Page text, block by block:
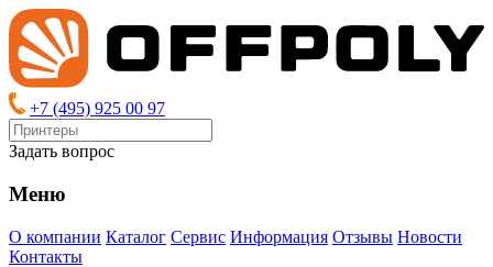
+7 (495) 925 00 97
Задать вопрос
Меню
О компании Каталог Сервис Информация Отзывы Новости
Контакты